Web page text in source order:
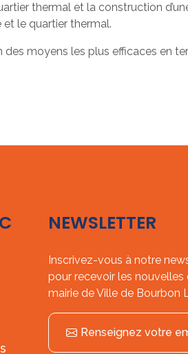
thermal et la construction
et le quartier thermal.
des moyens les plus efficaces en
NEWSLETTER
Inscrivez-vous à notre
pour recevoir les nouvelles
mairie de Ville de Bourbon
Renseignez votre